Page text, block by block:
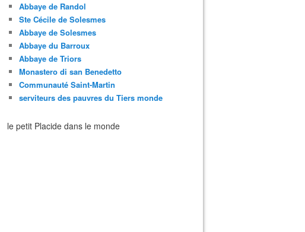
Abbaye de Randol
Ste Cécile de Solesmes
Abbaye de Solesmes
Abbaye du Barroux
Abbaye de Triors
Monastero di san Benedetto
Communauté Saint-Martin
serviteurs des pauvres du Tiers monde
le petit Placide dans le monde